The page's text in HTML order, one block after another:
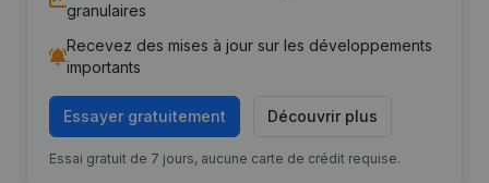
granulaires
Recevez des mises à jour sur les développements
importants
Essayer gratuitement Découvrir plus
Essai gratuit de 7 jours, aucune carte de crédit requise.